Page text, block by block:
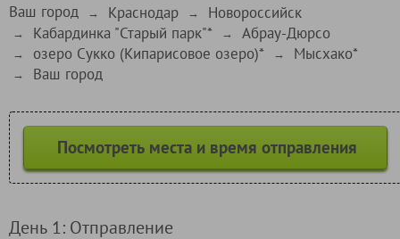
Ваш город → Краснодар → Новороссийск
→ Кабардинка "Старый парк"* → Абрау-Дюрсо
→ озеро Сукко (Кипарисовое озеро)* → Мысхако*
→ Ваш город
Посмотреть места и время отправления
День 1: Отправление